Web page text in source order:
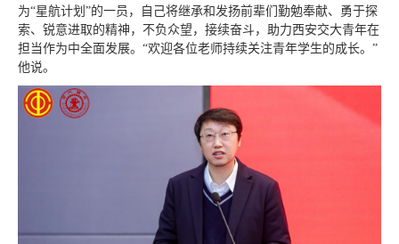
为“星航计划”的一员，自己将继承和发扬前辈们勤勉奉献、勇于探
索、锐意进取的精神，不负众望，接续奋斗，助力西安交大青年在
担当作为中全面发展。“欢迎各位老师持续关注青年学生的成长。”
他说。